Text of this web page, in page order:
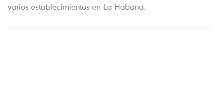
varios establecimientos en La Habana.